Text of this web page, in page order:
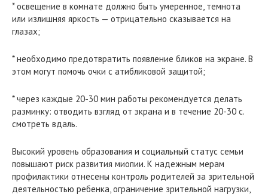
* освещение в комнате должно быть умеренное, темнота
или излишняя яркость — отрицательно сказывается на
глазах;
* необходимо предотвратить появление бликов на экране. В
этом могут помочь очки с атибликовой защитой;
* через каждые 20-30 мин работы рекомендуется делать
разминку: отводить взгляд от экрана и в течение 20-30 с.
смотреть вдаль.
Высокий уровень образования и социальный статус семьи
повышают риск развития миопии. К надежным мерам
профилактики отнесены контроль родителей за зрительной
деятельностью ребенка, ограничение зрительной нагрузки,